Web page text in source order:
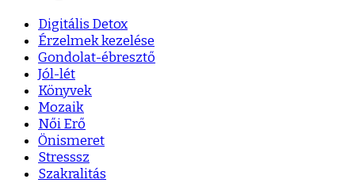
Digitális Detox
Érzelmek kezelése
Gondolat-ébresztő
Jól-lét
Könyvek
Mozaik
Női Erő
Önismeret
Stresssz
Szakralitás